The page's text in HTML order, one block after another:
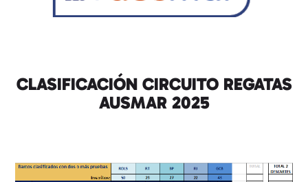
CLASIFICACIÓN CIRCUITO REGATAS
AUSMAR 2025